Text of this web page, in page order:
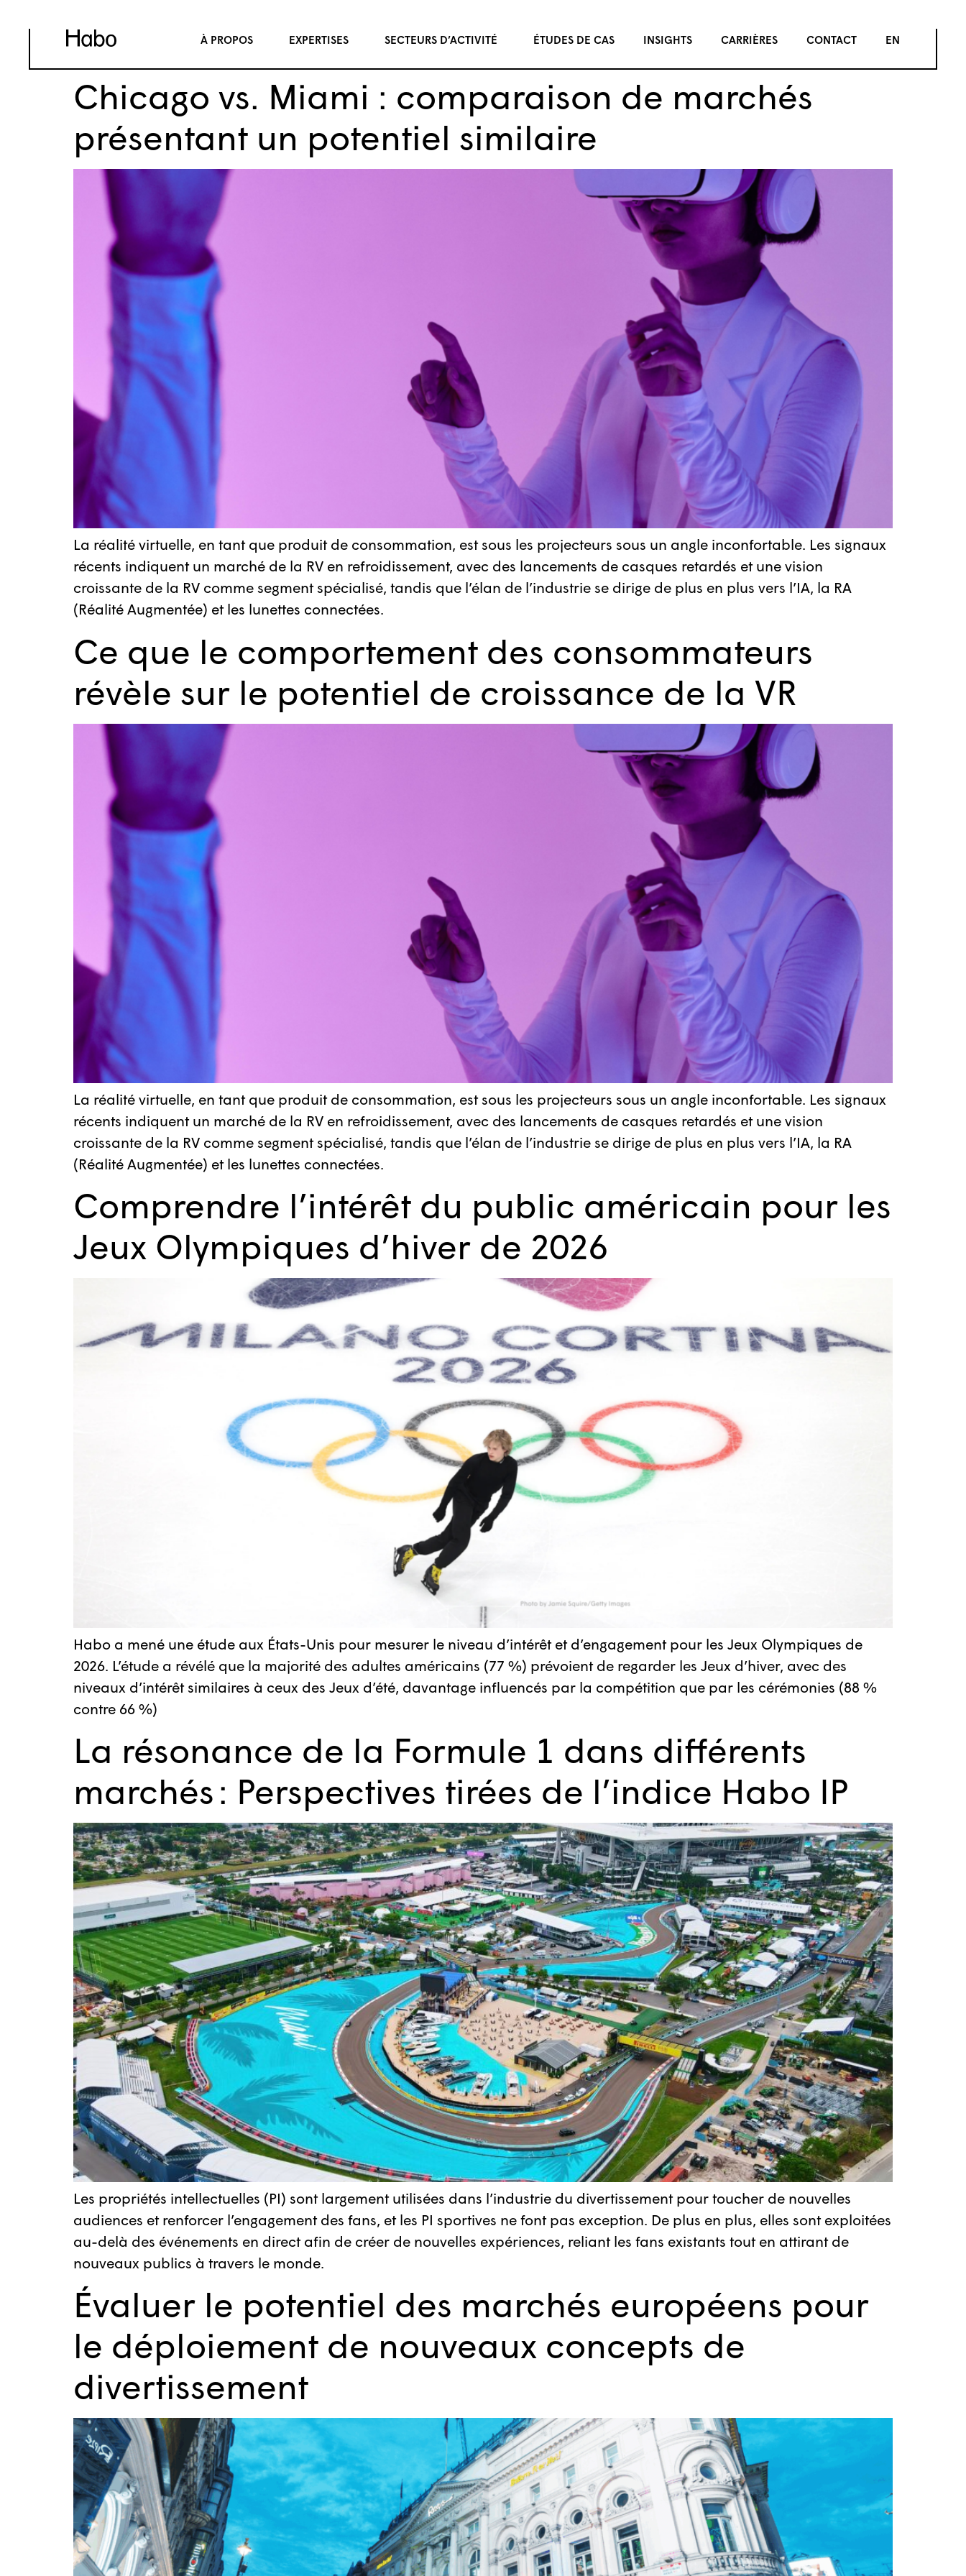
À PROPOS EXPERTISES SECTEURS D’ACTIVITÉ ÉTUDES DE CAS INSIGHTS CARRIÈRES CONTACT EN
Chicago vs. Miami : comparaison de marchés
présentant un potentiel similaire
La réalité virtuelle, en tant que produit de consommation, est sous les projecteurs sous un angle inconfortable. Les signaux
récents indiquent un marché de la RV en refroidissement, avec des lancements de casques retardés et une vision
croissante de la RV comme segment spécialisé, tandis que l’élan de l’industrie se dirige de plus en plus vers l’IA, la RA
(Réalité Augmentée) et les lunettes connectées.
Ce que le comportement des consommateurs
révèle sur le potentiel de croissance de la VR
La réalité virtuelle, en tant que produit de consommation, est sous les projecteurs sous un angle inconfortable. Les signaux
récents indiquent un marché de la RV en refroidissement, avec des lancements de casques retardés et une vision
croissante de la RV comme segment spécialisé, tandis que l’élan de l’industrie se dirige de plus en plus vers l’IA, la RA
(Réalité Augmentée) et les lunettes connectées.
Comprendre l’intérêt du public américain pour les
Jeux Olympiques d’hiver de 2026
Habo a mené une étude aux États-Unis pour mesurer le niveau d’intérêt et d’engagement pour les Jeux Olympiques de
2026. L’étude a révélé que la majorité des adultes américains (77 %) prévoient de regarder les Jeux d’hiver, avec des
niveaux d’intérêt similaires à ceux des Jeux d’été, davantage influencés par la compétition que par les cérémonies (88 %
contre 66 %)
La résonance de la Formule 1 dans différents
marchés : Perspectives tirées de l’indice Habo IP
Les propriétés intellectuelles (PI) sont largement utilisées dans l’industrie du divertissement pour toucher de nouvelles
audiences et renforcer l’engagement des fans, et les PI sportives ne font pas exception. De plus en plus, elles sont exploitées
au-delà des événements en direct afin de créer de nouvelles expériences, reliant les fans existants tout en attirant de
nouveaux publics à travers le monde.
Évaluer le potentiel des marchés européens pour
le déploiement de nouveaux concepts de
divertissement